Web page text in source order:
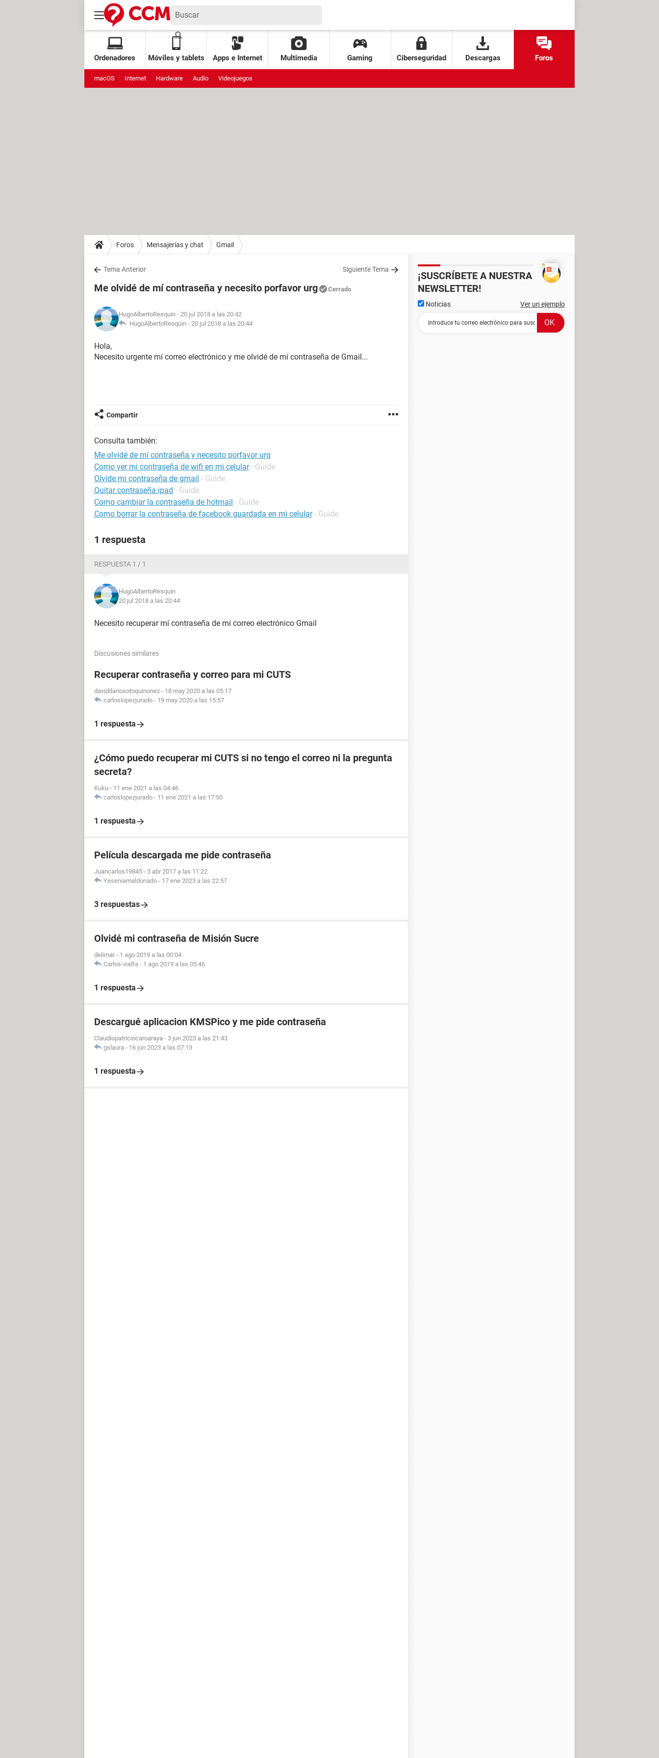
Ordenadores Móviles y tablets Apps e Internet Multimedia Gaming Ciberseguridad Descargas Foros
macOS Internet Hardware Audio Videojuegos
Foros Mensajerías y chat Gmail
Tema Anterior Siguiente Tema
Me olvidé de mí contraseña y necesito porfavor urg Cerrado
HugoAlbertoResquin - 20 jul 2018 a las 20:42
HugoAlbertoResquin - 20 jul 2018 a las 20:44
Hola,
Necesito urgente mí correo electrónico y me olvidé de mí contraseña de Gmail...
Compartir
Consulta también:
Me olvidé de mí contraseña y necesito porfavor urg
Como ver mi contraseña de wifi en mi celular - Guide
Olvide mi contraseña de gmail - Guide
Quitar contraseña ipad - Guide
Como cambiar la contraseña de hotmail - Guide
Como borrar la contraseña de facebook guardada en mi celular - Guide
1 respuesta
RESPUESTA 1 / 1
HugoAlbertoResquin
20 jul 2018 a las 20:44
Necesito recuperar mí contraseña de mí correo electrónico Gmail
Discusiones similares
Recuperar contraseña y correo para mi CUTS
daviddariosotoquinonez - 18 may 2020 a las 05:17
carloslopezjurado - 19 may 2020 a las 15:57
1 respuesta
¿Cómo puedo recuperar mi CUTS si no tengo el correo ni la pregunta
secreta?
Kuku - 11 ene 2021 a las 04:46
carloslopezjurado - 11 ene 2021 a las 17:50
1 respuesta
Película descargada me pide contraseña
Juancarlos19845 - 3 abr 2017 a las 11:22
Yeseniamaldonado - 17 ene 2023 a las 22:57
3 respuestas
Olvidé mi contraseña de Misión Sucre
delimar - 1 ago 2019 a las 00:04
Carlos-vialfa - 1 ago 2019 a las 05:46
1 respuesta
Descargué aplicacion KMSPico y me pide contraseña
Claudiopatriciocaroaraya - 3 jun 2023 a las 21:43
gslaura - 16 jun 2023 a las 07:13
1 respuesta
¡SUSCRÍBETE A NUESTRA
NEWSLETTER!
Noticias Ver un ejemplo